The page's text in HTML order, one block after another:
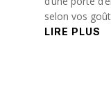
selon vos
LIRE PLUS